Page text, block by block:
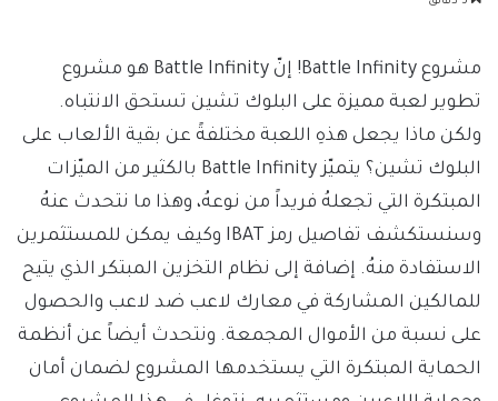
مشروع Battle Infinity! إنّ Battle Infinity هو مشروع
تطوير لعبة مميزة على البلوك تشين تستحق الانتباه.
ولكن ماذا يجعل هذهِ اللعبة مختلفةً عن بقية الألعاب على
البلوك تشين؟ يتميّز Battle Infinity بالكثير من الميّزات
المبتكرة التي تجعلهُ فريداً من نوعهُ، وهذا ما نتحدث عنهُ
وسنستكشف تفاصيل رمز IBAT وكيف يمكن للمستثمرين
الاستفادة منهُ. إضافة إلى نظام التخزين المبتكر الذي يتيح
للمالكين المشاركة في معارك لاعب ضد لاعب والحصول
على نسبة من الأموال المجمعة. ونتحدث أيضاً عن أنظمة
الحماية المبتكرة التي يستخدمها المشروع لضمان أمان